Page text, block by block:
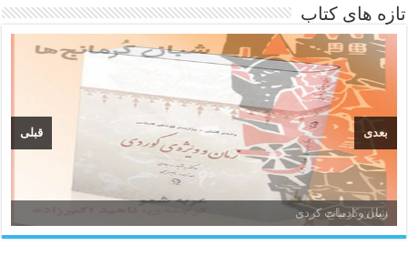
تازه های کتاب
زبان و ادبیات کردی
قبلی بعدی